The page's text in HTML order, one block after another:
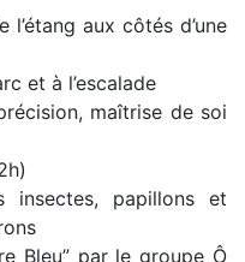
aux côtés d’une
et à l’escalade
maîtrise de soi
insectes, papillons et
Bleu” par le groupe Ô